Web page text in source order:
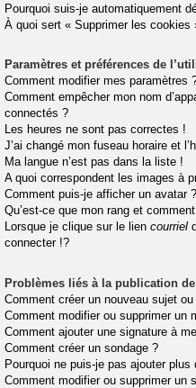
Pourquoi suis-je automatiquement
À quoi sert « Supprimer les cookies
Paramètres et préférences de
Comment modifier mes paramètres
Comment empêcher mon nom
connectés ?
Les heures ne sont pas correctes !
J’ai changé mon fuseau horaire et
Ma langue n’est pas dans la liste !
A quoi correspondent les images à
Comment puis-je afficher un avatar ?
Qu’est-ce que mon rang et
Lorsque je clique sur le lien courriel
connecter !?
Problèmes liés à la publication
Comment créer un nouveau sujet
Comment modifier ou supprimer un
Comment ajouter une signature à
Comment créer un sondage ?
Pourquoi ne puis-je pas ajouter plus
Comment modifier ou supprimer un